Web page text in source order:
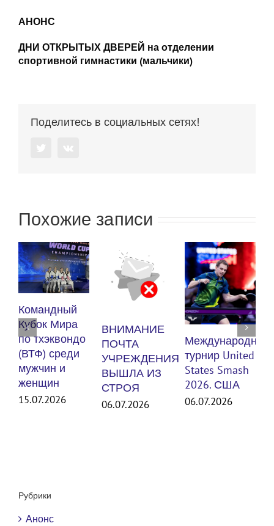
АНОНС
ДНИ ОТКРЫТЫХ ДВЕРЕЙ на отделении
спортивной гимнастики (мальчики)
Поделитесь в социальных сетях!
Похожие записи
Командный
Кубок Мира
по тхэквондо
(ВТФ) среди
мужчин и
женщин
15.07.2026
ВНИМАНИЕ
ПОЧТА
УЧРЕЖДЕНИЯ
ВЫШЛА ИЗ
СТРОЯ
06.07.2026
Международный
турнир United
States Smash
2026. США
06.07.2026
Рубрики
Анонс